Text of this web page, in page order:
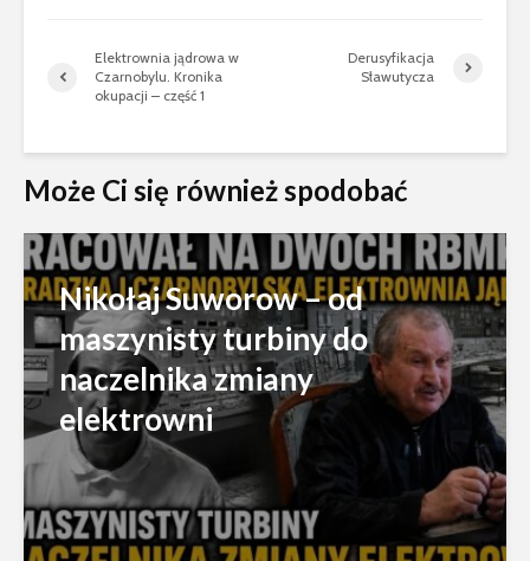
Elektrownia jądrowa w
Czarnobylu. Kronika
okupacji – część 1
Derusyfikacja
Sławutycza
Może Ci się również spodobać
Nikołaj Suworow – od
maszynisty turbiny do
naczelnika zmiany
elektrowni